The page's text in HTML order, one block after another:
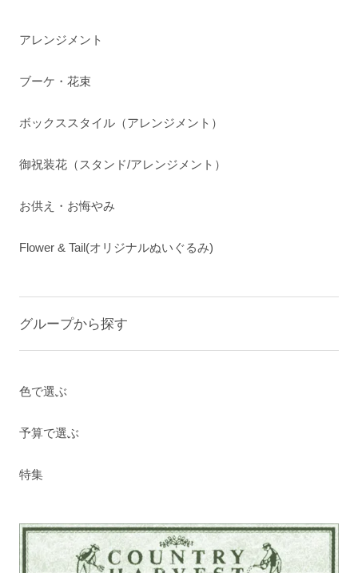
アレンジメント
ブーケ・花束
ボックススタイル（アレンジメント）
御祝装花（スタンド/アレンジメント）
お供え・お悔やみ
Flower & Tail(オリジナルぬいぐるみ)
グループから探す
色で選ぶ
予算で選ぶ
特集